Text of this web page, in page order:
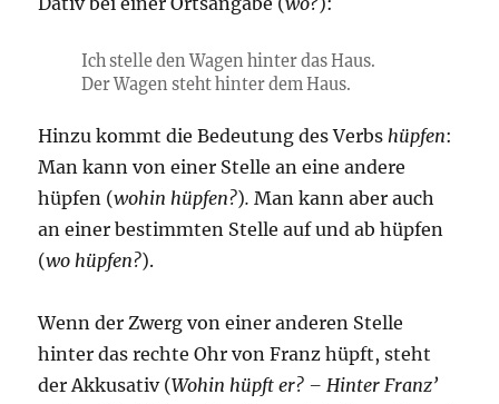
Ich stelle den Wagen hinter das Haus.
Der Wagen steht hinter dem Haus.
Hinzu kommt die Bedeutung des Verbshüpfen:
Man kann von einer Stelle an eine andere
hüpfen (wohin hüpfen?).Man kann aber auch
an einer bestimmten Stelle auf und ab hüpfen
(wo hüpfen?).
Wenn der Zwerg von einer anderen Stelle
hinter das rechte Ohr von Franz hüpft, steht
der Akkusativ (Wohin hüpft er? – Hinter Franz’